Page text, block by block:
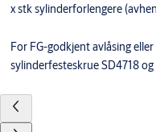
x stk sylinderforlengere
For FG-godkjent avlåsing
sylinderfesteskrue SD4718